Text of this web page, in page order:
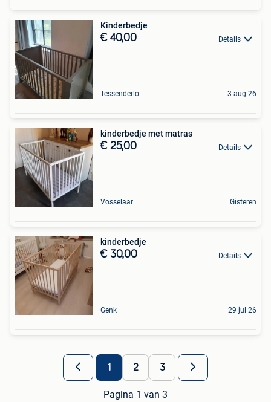
Kinderbedje
€ 40,00 Details
Tessenderlo 3 aug 26
kinderbedje met matras
€ 25,00 Details
Vosselaar Gisteren
kinderbedje
€ 30,00 Details
Genk 29 jul 26
1 2 3
Pagina 1 van 3